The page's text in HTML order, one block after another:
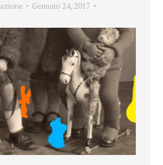
Gennaio 24, 2017